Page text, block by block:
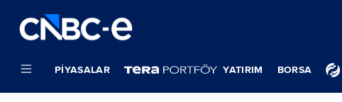
PIYASALAR YATIRIM BORSA